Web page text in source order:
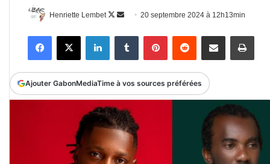
Henriette Lembet
Follow
Envoyer
courriel
20 septembre 2024 à 12h13min
FacebookX LinkedinTumblr PinterestReddit Partager par email
Ajouter GabonMediaTime à vos sources préférées